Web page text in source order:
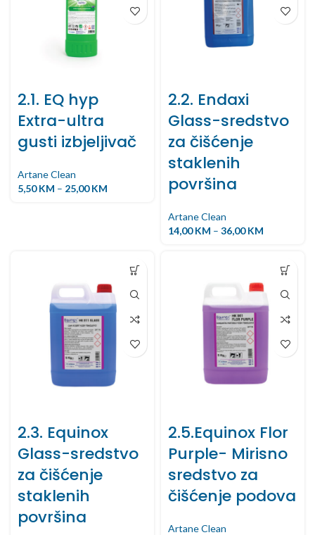
2.1. EQ hyp
Extra-ultra
gusti izbjeljivač
Artane Clean
5,50KM – 25,00KM
2.2. Endaxi
Glass-sredstvo
za čišćenje
staklenih
površina
Artane Clean
14,00KM – 36,00KM
2.3. Equinox
Glass-sredstvo
za čišćenje
staklenih
površina
2.5.Equinox Flor
Purple- Mirisno
sredstvo za
čišćenje podova
Artane Clean